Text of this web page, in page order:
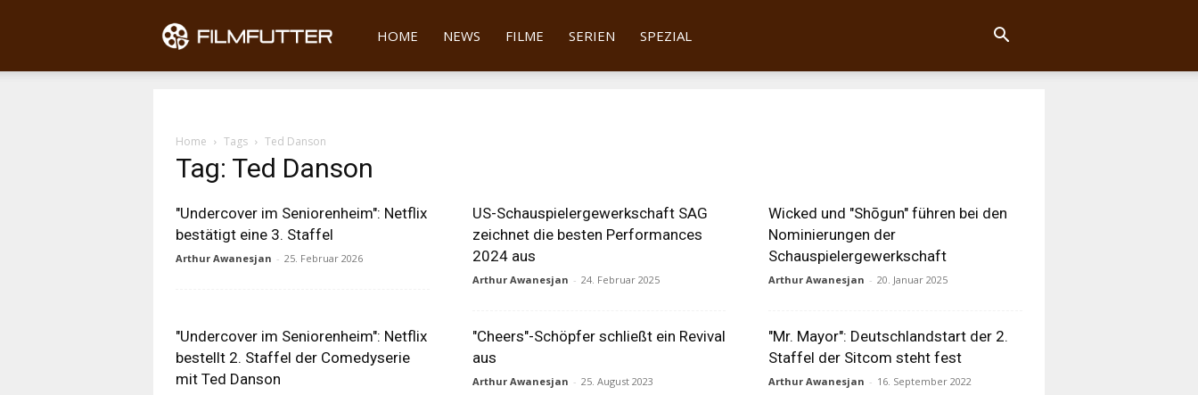
Filmfutter
HOME NEWS FILME SERIEN SPEZIAL
Home Tags Ted Danson
Tag: Ted Danson
"Undercover im Seniorenheim": Netflix
bestätigt eine 3. Staffel
Arthur Awanesjan - 25. Februar 2026
US-Schauspielergewerkschaft SAG
zeichnet die besten Performances
2024 aus
Arthur Awanesjan - 24. Februar 2025
Wicked und "Shōgun" führen bei den
Nominierungen der
Schauspielergewerkschaft
Arthur Awanesjan - 20. Januar 2025
"Undercover im Seniorenheim": Netflix
bestellt 2. Staffel der Comedyserie
mit Ted Danson
"Cheers"-Schöpfer schließt ein Revival
aus
Arthur Awanesjan - 25. August 2023
"Mr. Mayor": Deutschlandstart der 2.
Staffel der Sitcom steht fest
Arthur Awanesjan - 16. September 2022